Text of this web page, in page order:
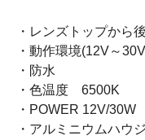
・レンズトップから
・動作環境(12V～30V
・防水
・色温度 6500K
・POWER 12V/30W
・アルミニウムハウ